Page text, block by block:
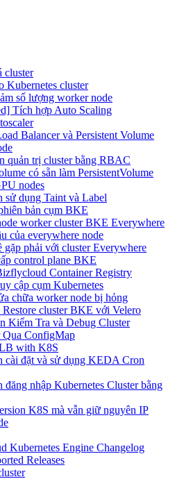
cluster
Kubernetes cluster
số lượng worker node
Tích hợp Auto Scaling
Balancer và Persistent Volume
quản trị cluster bằng RBAC
có sẵn làm PersistentVolume
nodes
sử dụng Taint và Label
bản cụm BKE
worker cluster BKE Everywhere
của everywhere node
gặp phải với cluster Everywhere
control plane BKE
Container Registry
cập cụm Kubernetes
chữa worker node bị hỏng
cluster BKE với Velero
Kiểm Tra và Debug Cluster
Qua ConfigMap
with K8S
cài đặt và sử dụng KEDA Cron
đăng nhập Kubernetes Cluster bằng
K8S mà vẫn giữ nguyên IP
Kubernetes Engine Changelog
Releases